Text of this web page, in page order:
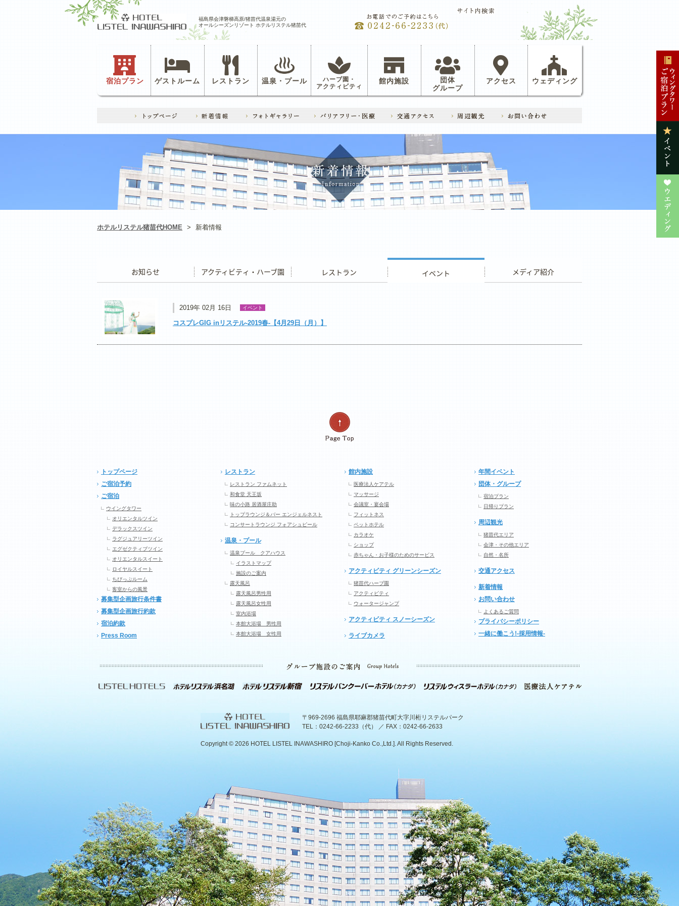
福島県会津磐梯高原/猪苗代温泉湯元の
オールシーズンリゾート ホテルリステル猪苗代
宿泊プラン ゲストルーム レストラン 温泉・プール ハーブ園・
アクティビティ
館内施設
団体
グループ
アクセス ウェディング
ホテルリステル猪苗代HOME > 新着情報
2019年 02月 16日 イベント
コスプレGIG inリステル-2019春-【4月29日（月）】
トップページ
ご宿泊予約
ご宿泊
ウイングタワー
オリエンタルツイン
デラックスツイン
ラグジュアリーツイン
エグゼクティブツイン
オリエンタルスイート
ロイヤルスイート
ちびっぷルーム
客室からの風景
募集型企画旅行条件書
募集型企画旅行約款
宿泊約款
Press Room
レストラン
レストラン ファムネット
和食堂 天王坂
味の小路 居酒屋庄助
トップラウンジ＆バー エンジェルネスト
コンサートラウンジ フォアシュピール
温泉・プール
温泉プール クアハウス
イラストマップ
施設のご案内
露天風呂
露天風呂男性用
露天風呂女性用
室内浴場
本館大浴場 男性用
本館大浴場 女性用
館内施設
医療法人ケアテル
マッサージ
会議室・宴会場
フィットネス
ペットホテル
カラオケ
ショップ
赤ちゃん・お子様のためのサービス
アクティビティ グリーンシーズン
猪苗代ハーブ園
アクティビティ
ウォータージャンプ
アクティビティ スノーシーズン
ライブカメラ
年間イベント
団体・グループ
宿泊プラン
日帰りプラン
周辺観光
猪苗代エリア
会津・その他エリア
自然・名所
交通アクセス
新着情報
お問い合わせ
よくあるご質問
プライバシーポリシー
一緒に働こう!-採用情報-
〒969-2696 福島県耶麻郡猪苗代町大字川桁リステルパーク
TEL：0242-66-2233（代） ／ FAX：0242-66-2633
Copyright © 2026 HOTEL LISTEL INAWASHIRO [Choji-Kanko Co.,Ltd.]. All Rights Reserved.